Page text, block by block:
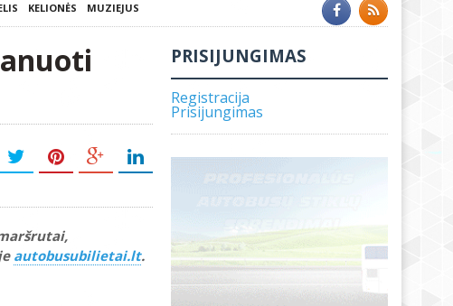
KELIONĖS MUZIEJUS
autobusubilietai.lt.
PRISIJUNGIMAS
Registracija
Prisijungimas